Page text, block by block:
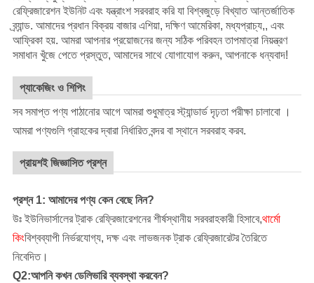
রেফ্রিজারেশন ইউনিট এবং যন্ত্রাংশ সরবরাহ করি যা বিশ্বজুড়ে বিখ্যাত আন্তর্জাতিক
ব্র্যান্ড. আমাদের প্রধান বিক্রয় বাজার এশিয়া, দক্ষিণ আমেরিকা, মধ্যপ্রাচ্য,, এবং
আফ্রিকা হয়. আমরা আপনার প্রয়োজনের জন্য সঠিক পরিবহন তাপমাত্রা নিয়ন্ত্রণ
সমাধান খুঁজে পেতে প্রস্তুত, আমাদের সাথে যোগাযোগ করুন, আপনাকে ধন্যবাদ!
প্যাকেজিং ও শিপিং
সব সমাপ্ত পণ্য পাঠানোর আগে আমরা শুধুমাত্র স্ট্যান্ডার্ড দৃঢ়তা পরীক্ষা চালাবো ।
আমরা পণ্যগুলি গ্রাহকের দ্বারা নির্ধারিত বন্দর বা স্থানে সরবরাহ করব.
প্রায়শই জিজ্ঞাসিত প্রশ্ন
প্রশ্ন 1: আমাদের পণ্য কেন বেছে নিন?
উঃ ইউনিভার্সালের ট্রাক রেফ্রিজারেশনের শীর্ষস্থানীয় সরবরাহকারী হিসাবে,থার্মো
কিংবিশ্বব্যাপী নির্ভরযোগ্য, দক্ষ এবং লাভজনক ট্রাক রেফ্রিজারেটর তৈরিতে
নিবেদিত।
Q2:আপনি কখন ডেলিভারি ব্যবস্থা করবেন?